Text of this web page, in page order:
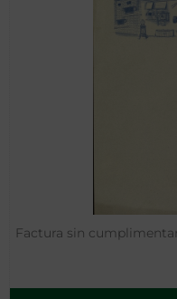
Factura sin